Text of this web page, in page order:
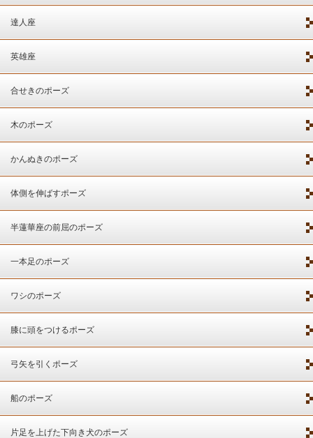
達人座
英雄座
合せきのポーズ
木のポーズ
かんぬきのポーズ
体側を伸ばすポーズ
半蓮華座の前屈のポーズ
一本足のポーズ
ワシのポーズ
膝に頭をつけるポーズ
弓矢を引くポーズ
船のポーズ
片足を上げた下向き犬のポーズ